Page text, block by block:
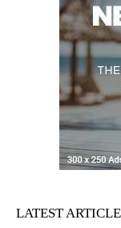
LATEST